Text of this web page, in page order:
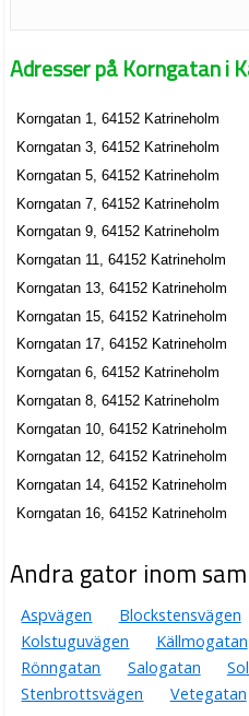
Adresser på Korngatan i
Korngatan 1, 64152 Katrineholm
Korngatan 3, 64152 Katrineholm
Korngatan 5, 64152 Katrineholm
Korngatan 7, 64152 Katrineholm
Korngatan 9, 64152 Katrineholm
Korngatan 11, 64152 Katrineholm
Korngatan 13, 64152 Katrineholm
Korngatan 15, 64152 Katrineholm
Korngatan 17, 64152 Katrineholm
Korngatan 6, 64152 Katrineholm
Korngatan 8, 64152 Katrineholm
Korngatan 10, 64152 Katrineholm
Korngatan 12, 64152 Katrineholm
Korngatan 14, 64152 Katrineholm
Korngatan 16, 64152 Katrineholm
Andra gator inom
Aspvägen Blockstensvägen
Kolstuguvägen
Källmogatan
Rönngatan
Salogatan
Stenbrottsvägen
Vetegatan